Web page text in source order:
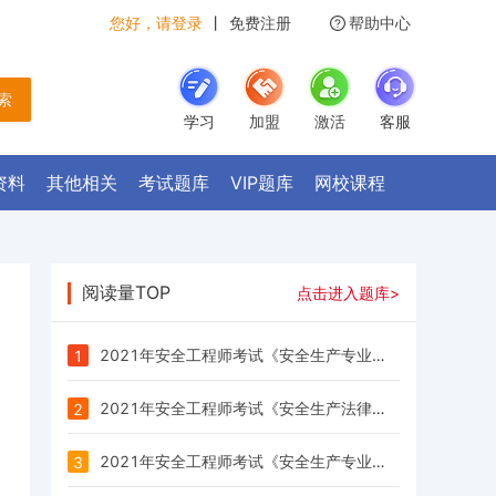
您好，请登录 丨 免费注册 帮助中心
学习
加盟 激活 客服
料 其他相关 考试题库 VIP题库 网校课程
阅读量TOP 点击进入题库>
1 2021年安全工程师考试《安全生产专业实务（其他安全）》每日一练试题（03.23）
2 2021年安全工程师考试《安全生产法律法规》每日一练试题（03.23）
3 2021年安全工程师考试《安全生产专业实务（道路运输安全）》每日一练试题（03.23）